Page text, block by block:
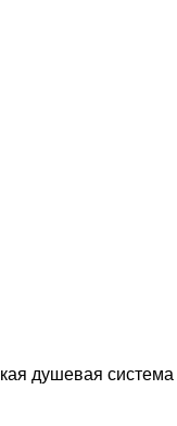
душевая система